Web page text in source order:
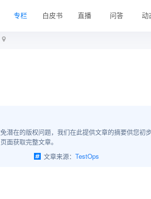
专栏 白皮书 直播 问答 动
潜在的版权问题，我们在此提供文章的摘要供您初
面获取完整文章。
文章来源： TestOps